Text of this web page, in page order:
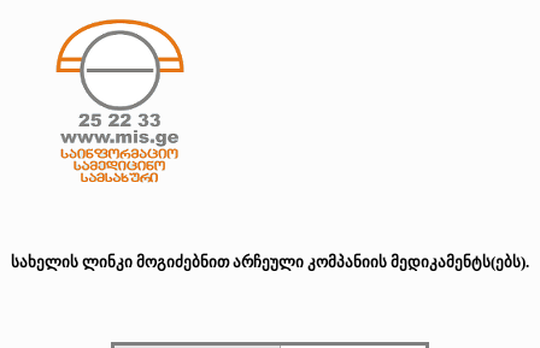
სახელის ლინკი მოგიძებნით არჩეული კომპანიის მედიკამენტს(ებს).